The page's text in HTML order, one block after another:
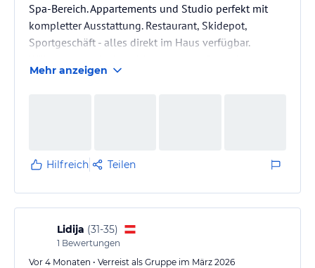
Spa-Bereich. Appartements und Studio perfekt mit
kompletter Ausstattung. Restaurant, Skidepot,
Sportgeschäft - alles direkt im Haus verfügbar.
genießt man den Ausblick auf die Piste und abends
Mehr anzeigen
Hilfreich Teilen
Lidija (31-35)
1 Bewertungen
Vor 4 Monaten • Verreist als Gruppe im März 2026